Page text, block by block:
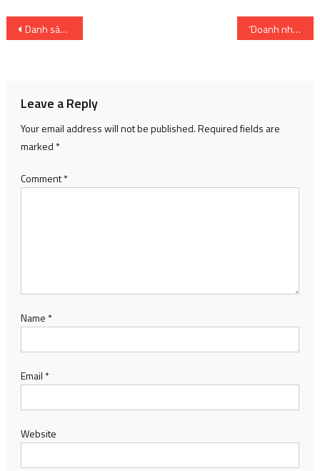
Post
Danh sách phim hoạt hình Netflix tháng 9 năm 2022 hay nhất và đáng xem nhất! ‘Doanh nhân trẻ’ – họ là ai?
Leave a Reply
Your email address will not be published.Required fields are
marked *
Comment*
Name *
Email *
Website